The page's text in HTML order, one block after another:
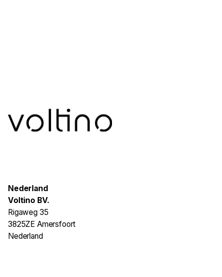
Nederland
Voltino BV.
Rigaweg 35
3825ZE Amersfoort
Nederland